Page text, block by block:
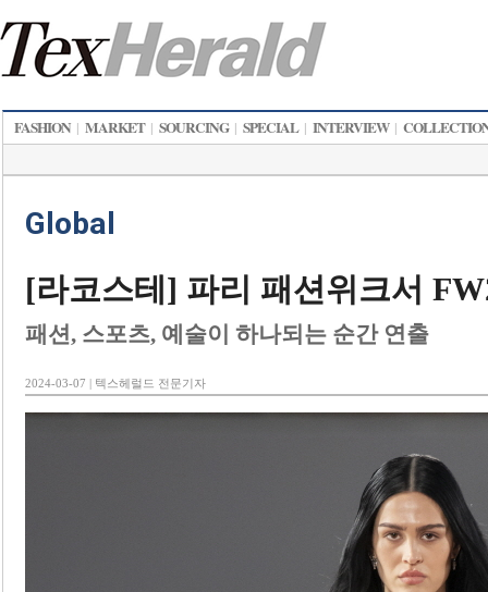
FASHION | MARKET | SOURCING | SPECIAL | INTERVIEW |
Global
[라코스테] 파리 패션위크서
패션, 스포츠, 예술이 하나되는 순간 연출
2024-03-07 | 텍스헤럴드 전문기자